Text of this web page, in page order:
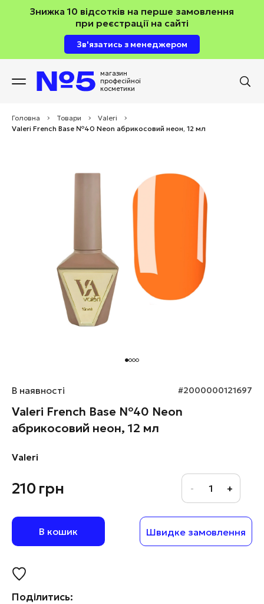
Знижка 10 відсотків на перше замовлення
при реєстрації на сайті
Зв'язатись з менеджером
магазин
професійної
косметики
Головна > Товари > Valeri
>
Valeri French Base №40 Neon абрикосовий неон, 12 мл
В наявності #2000000121697
Valeri French Base №40 Neon
абрикосовий неон, 12 мл
Valeri
210грн
В кошик Швидке замовлення
Поділитись: